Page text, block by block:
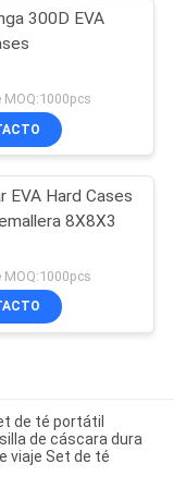
300D EVA
MOQ:1000pcs
EVA Hard Cases
8X8X3
MOQ:1000pcs
de té portátil
de cáscara dura
viaje Set de té